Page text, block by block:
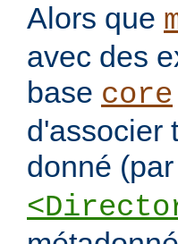
Alors que
avec des
base core
d'associer
donné